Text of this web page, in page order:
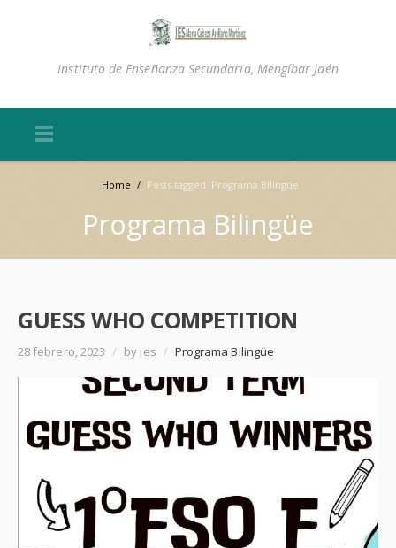
Instituto de Enseñanza Secundaria, Mengíbar Jaén
Home / Posts tagged: Programa Bilingüe
Programa Bilingüe
GUESS WHO COMPETITION
28 febrero, 2023 / by ies / Programa Bilingüe